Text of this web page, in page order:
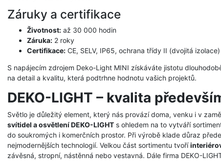
Záruky a certifikace
Životnost: až 30 000 hodin
Záruka: 2 roky
Certifikace: CE, SELV, IP65, ochrana třídy II (dvojitá izolace)
S napájecím zdrojem Deko-Light MINI získáváte jistotu
na detail a kvalitu, která podtrhne hodnotu vašich projektů.
DEKO-LIGHT – kvalita
Světlo je důležitý element, který nás provází doma, venku i v
svítidel a osvětlení DEKO-LIGHT s ohledem na to vytváří
do soukromých i komerčních prostor. Při výrobě klade důraz
nejmodernějších technologií. Velkou část sortimentu tvoří
závěsná, stropní, nástěnná nebo vestavná. Dále firma DEKO-